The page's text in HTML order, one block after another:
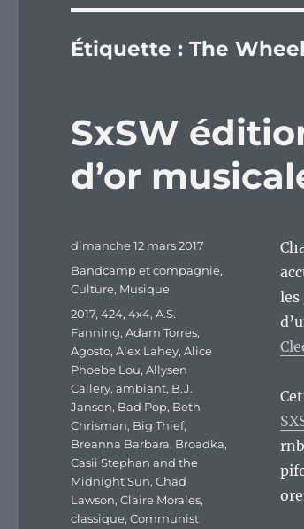
Étiquette :The
SxSW
d’or
les
Publié
dimanche 12 mars 2017
Catégories
Bandcamp et compagnie,
Culture, Musique
Étiquettes
2017,424,4x4,A.S.
Fanning,Adam Torres,
Agosto,Alex Lahey,Alice
Phoebe Lou,Allysen
Callery,ambiant, B.J.
Jansen, Bad Pop, Beth
Chrisman, Big Thief,
Breanna Barbara, Broadka,
Casii Stephan and the
Midnight Sun,Chad
Lawson,Claire Morales,
classique,Communist